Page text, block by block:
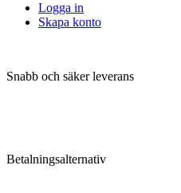
Logga in
Skapa konto
Snabb och säker leverans
Betalningsalternativ